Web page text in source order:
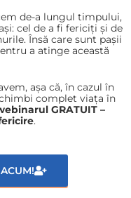
de-a lungul timpului,
cel de a fi fericiți și de
Însă care sunt pașii
a atinge această
așa că, în cazul în
complet viața în
GRATUIT –
.